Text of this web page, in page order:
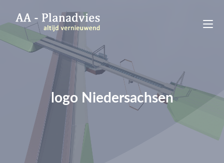
logo Niedersachsen